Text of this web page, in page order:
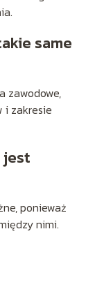
same
zawodowe,
i zakresie
jest
ponieważ
nimi.